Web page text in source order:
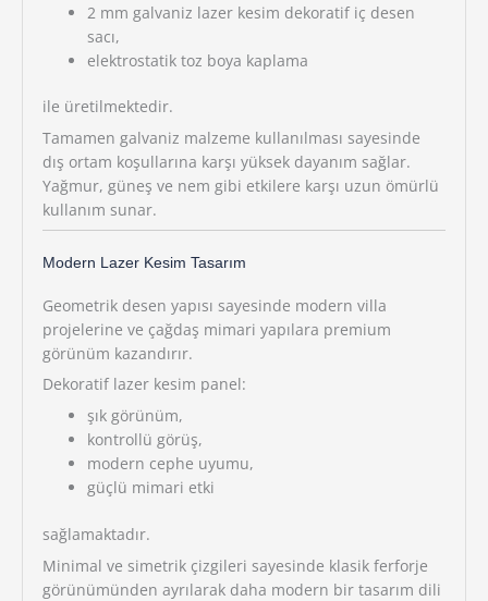
2 mm galvaniz lazer kesim dekoratif iç desen
sacı,
elektrostatik toz boya kaplama
ile üretilmektedir.
Tamamen galvaniz malzeme kullanılması sayesinde
dış ortam koşullarına karşı yüksek dayanım sağlar.
Yağmur, güneş ve nem gibi etkilere karşı uzun ömürlü
kullanım sunar.
Modern Lazer Kesim Tasarım
Geometrik desen yapısı sayesinde modern villa
projelerine ve çağdaş mimari yapılara premium
görünüm kazandırır.
Dekoratif lazer kesim panel:
şık görünüm,
kontrollü görüş,
modern cephe uyumu,
güçlü mimari etki
sağlamaktadır.
Minimal ve simetrik çizgileri sayesinde klasik ferforje
görünümünden ayrılarak daha modern bir tasarım dili